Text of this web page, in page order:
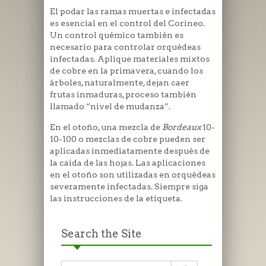
El podar las ramas muertas e infectadas
es esencial en el control del Corineo.
Un control quémico también es
necesario para controlar orquédeas
infectadas. Aplique materiales mixtos
de cobre en la primavera, cuando los
árboles, naturalmente, dejan caer
frutas inmaduras, proceso también
llamado “nivel de mudanza”.
En el otoño, una mezcla de Bordeaux10-
10-100 o mezclas de cobre pueden ser
aplicadas inmediatamente después de
la caída de las hojas. Las aplicaciones
en el otoño son utilizadas en orquédeas
severamente infectadas. Siempre siga
las instrucciones de la etiqueta.
Search the Site